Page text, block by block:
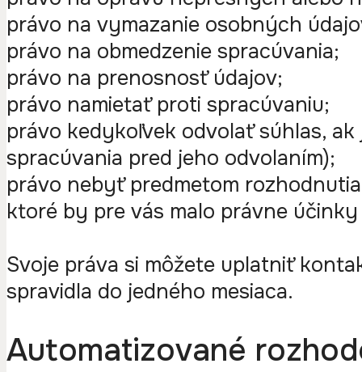
právo na vymazanie osobných
právo na obmedzenie spracúvania;
právo na prenosnosť údajov;
právo namietať proti spracúvaniu;
právo kedykoľvek odvolať súhlas,
spracúvania pred jeho odvolaním);
právo nebyť predmetom
ktoré by pre vás malo právne
Svoje práva si môžete uplatniť
spravidla do jedného mesiaca.
Automatizované